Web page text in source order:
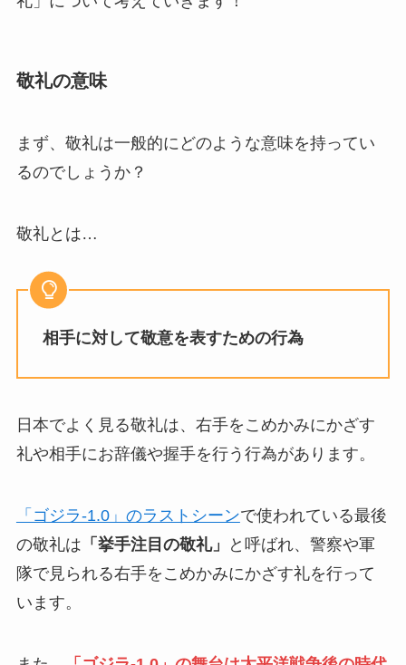
敬礼の意味
まず、敬礼は一般的にどのような意味を持ってい
るのでしょうか？
敬礼とは…
相手に対して敬意を表すための行為
日本でよく見る敬礼は、右手をこめかみにかざす
礼や相手にお辞儀や握手を行う行為があります。
「ゴジラ-1.0」のラストシーンで使われている最後
の敬礼は 「挙手注目の敬礼」
と呼ばれ、警察や軍
隊で見られる右手をこめかみにかざす礼を行って
います。